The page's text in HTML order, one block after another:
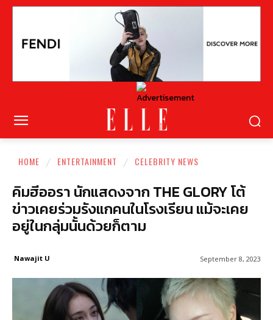
HOME ENTERTAINMENT CELEBRITY NEWS
คิมฮีออรา นักแสดงจาก THE GLORY โต้
ข่าวเคยร่วมรังแกคนในโรงเรียน แม้จะเคย
อยู่ในกลุ่มนั้นด้วยก็ตาม
September 8, 2023
Nawajit U